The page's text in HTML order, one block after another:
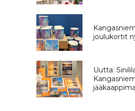
joulukortit
Uutta: